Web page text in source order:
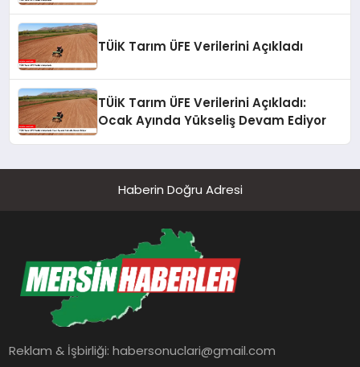
TÜİK Tarım ÜFE Verilerini Açıkladı
TÜİK Tarım ÜFE Verilerini Açıkladı:
Ocak Ayında Yükseliş Devam Ediyor
Haberin Doğru Adresi
Reklam & İşbirliği:habersonuclari@gmail.com